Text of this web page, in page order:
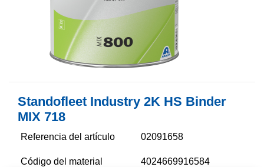
Standofleet Industry 2K HS Binder
MIX 718
Referencia del artículo 02091658
Código del material 4024669916584